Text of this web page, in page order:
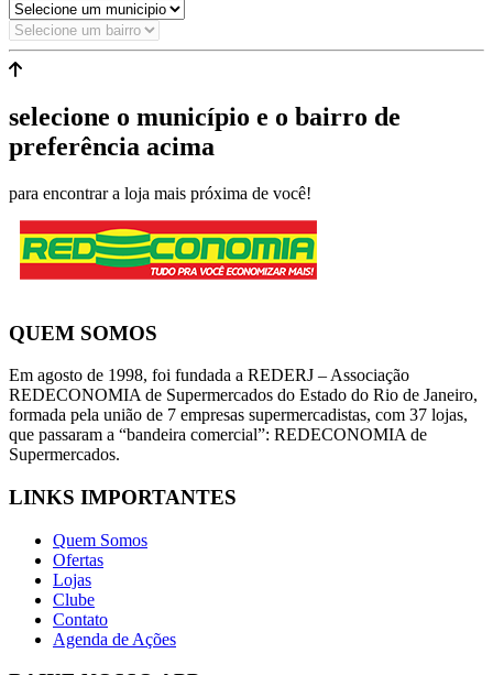
selecione o município e o bairro de
preferência acima
para encontrar a loja mais próxima de você!
QUEM SOMOS
Em agosto de 1998, foi fundada a REDERJ – Associação
REDECONOMIA de Supermercados do Estado do Rio de Janeiro,
formada pela união de 7 empresas supermercadistas, com 37 lojas,
que passaram a “bandeira comercial”: REDECONOMIA de
Supermercados.
LINKS IMPORTANTES
Quem Somos
Ofertas
Lojas
Clube
Contato
Agenda de Ações